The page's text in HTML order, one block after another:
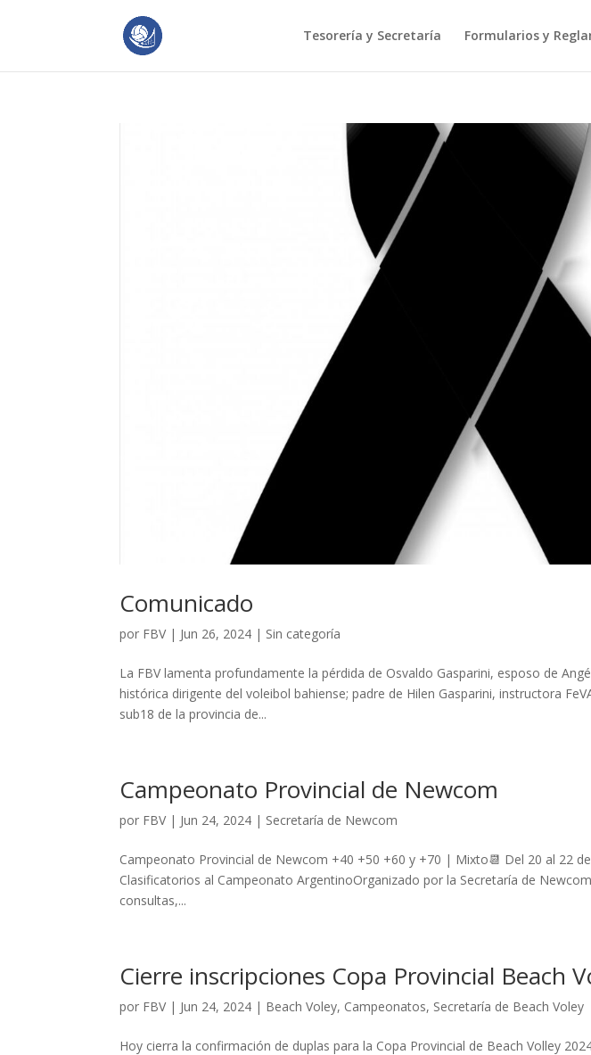
Tesorería y Secretaría Formularios y
Comunicado
por FBV| Jun 26, 2024 | Sin categoría
La FBV lamenta profundamente la pérdida de Osvaldo Gasparini, esposo de
histórica dirigente del voleibol bahiense; padre de Hilen Gasparini, instructora
sub18 de la provincia de...
Campeonato Provincial de Newcom
por FBV| Jun 24, 2024 | Secretaría de Newcom
Campeonato Provincial de Newcom +40 +50 +60 y +70 | Mixto📆 Del 20 al 22
Clasificatorios al Campeonato ArgentinoOrganizado por la Secretaría de
consultas,...
Cierre inscripciones Copa Provincial Beach
por FBV| Jun 24, 2024 | Beach Voley, Campeonatos, Secretaría de Beach Voley
Hoy cierra la confirmación de duplas para la Copa Provincial de Beach Volley